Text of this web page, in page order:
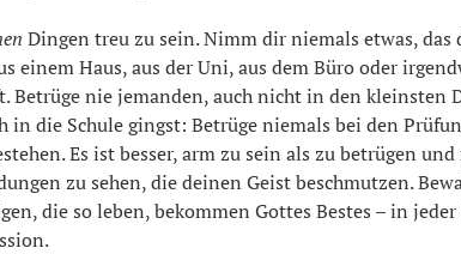
Dingen treu zu sein. Nimm dir niemals etwas,
einem Haus, aus der Uni, aus dem Büro oder
nie jemanden, auch nicht in den kleinsten
in die Schule gingst: Betrüge niemals bei den
Es ist besser, arm zu sein als zu betrügen
zu sehen, die deinen Geist beschmutzen.
die so leben, bekommen Gottes Bestes – in